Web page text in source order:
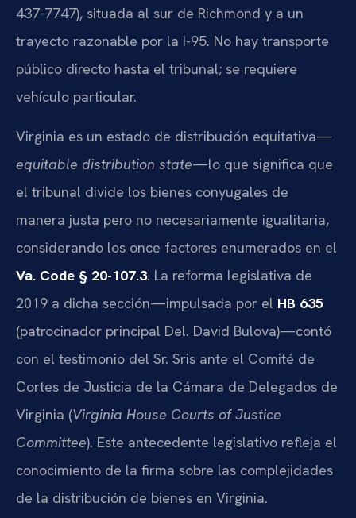
437-7747), situada al sur de Richmond y a un
trayecto razonable por la I-95. No hay transporte
público directo hasta el tribunal; se requiere
vehículo particular.
Virginia es un estado de distribución equitativa—
equitable distribution state—lo que significa que
el tribunal divide los bienes conyugales de
manera justa pero no necesariamente igualitaria,
considerando los once factores enumerados en el
Va. Code § 20-107.3. La reforma legislativa de
2019 a dicha sección—impulsada por el HB 635
(patrocinador principal Del. David Bulova)—contó
con el testimonio del Sr. Sris ante el Comité de
Cortes de Justicia de la Cámara de Delegados de
Virginia (Virginia House Courts of Justice
Committee). Este antecedente legislativo refleja el
conocimiento de la firma sobre las complejidades
de la distribución de bienes en Virginia.